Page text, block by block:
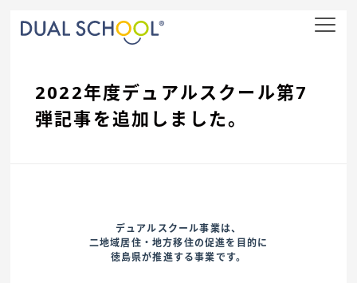
nav
2022年度デュアルスクール第7
弾記事を追加しました。
デュアルスクール事業は、
二地域居住・地方移住の促進を目的に
徳島県が推進する事業です。